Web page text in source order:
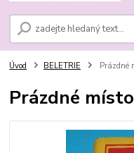
Úvod BELETRIE Prázdné
Prázdné